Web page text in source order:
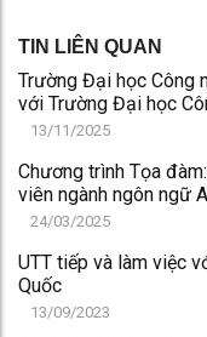
TIN LIÊN QUAN
Trường Đại học Công
với Trường Đại học
Rzeszów (UITM), Ba
13/11/2025
Chương trình Tọa
viên ngành ngôn ngữ
tập tại Úc
24/03/2025
UTT tiếp và làm việc
Quốc
13/09/2023